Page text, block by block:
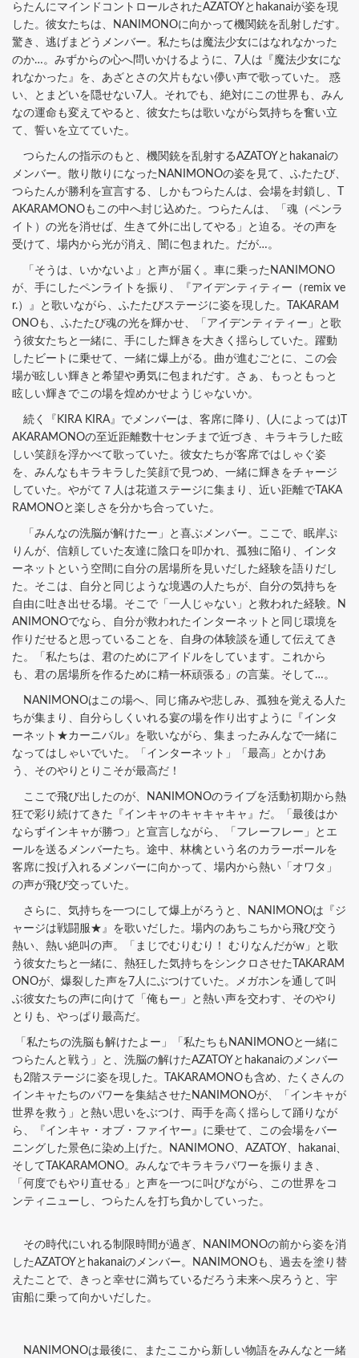
らたんにマインドコントロールされたAZATOYとhakanaiが姿を現
した。彼女たちは、NANIMONOに向かって機関銃を乱射しだす。
驚き、逃げまどうメンバー。私たちは魔法少女にはなれなかった
のか…。みずからの心へ問いかけるように、7人は『魔法少女にな
れなかった』を、あざとさの欠片もない儚い声で歌っていた。 惑
い、とまどいを隠せない7人。それでも、絶対にこの世界も、みん
なの運命も変えてやると、彼女たちは歌いながら気持ちを奮い立
て、誓いを立てていた。
つらたんの指示のもと、機関銃を乱射するAZATOYとhakanaiの
メンバー。散り散りになったNANIMONOの姿を見て、ふたたび、
つらたんが勝利を宣言する、しかもつらたんは、会場を封鎖し、T
AKARAMONOもこの中へ封じ込めた。つらたんは、「魂（ペンラ
イト）の光を消せば、生きて外に出してやる」と迫る。その声を
受けて、場内から光が消え、闇に包まれた。だが…。
「そうは、いかないよ」と声が届く。車に乗ったNANIMONO
が、手にしたペンライトを振り、『アイデンティティー（remix ve
r.）』と歌いながら、ふたたびステージに姿を現した。TAKARAM
ONOも、ふたたび魂の光を輝かせ、「アイデンティティー」と歌
う彼女たちと一緒に、手にした輝きを大きく揺らしていた。躍動
したビートに乗せて、一緒に爆上がる。曲が進むごとに、この会
場が眩しい輝きと希望や勇気に包まれだす。さぁ、もっともっと
眩しい輝きでこの場を煌めかせようじゃないか。
続く『KIRA KIRA』でメンバーは、客席に降り、(人によっては)T
AKARAMONOの至近距離数十センチまで近づき、キラキラした眩
しい笑顔を浮かべて歌っていた。彼女たちが客席ではしゃぐ姿
を、みんなもキラキラした笑顔で見つめ、一緒に輝きをチャージ
していた。やがて７人は花道ステージに集まり、近い距離でTAKA
RAMONOと楽しさを分かち合っていた。
「みんなの洗脳が解けたー」と喜ぶメンバー。ここで、眠岸ぷ
りんが、信頼していた友達に陰口を叩かれ、孤独に陥り、インタ
ーネットという空間に自分の居場所を見いだした経験を語りだし
た。そこは、自分と同じような境遇の人たちが、自分の気持ちを
自由に吐き出せる場。そこで「一人じゃない」と救われた経験。N
ANIMONOでなら、自分が救われたインターネットと同じ環境を
作りだせると思っていることを、自身の体験談を通して伝えてき
た。「私たちは、君のためにアイドルをしています。これから
も、君の居場所を作るために精一杯頑張る」の言葉。そして…。
NANIMONOはこの場へ、同じ痛みや悲しみ、孤独を覚える人た
ちが集まり、自分らしくいれる宴の場を作り出すように『インタ
ーネット★カーニバル』を歌いながら、集まったみんなで一緒に
なってはしゃいでいた。「インターネット」「最高」とかけあ
う、そのやりとりこそが最高だ！
ここで飛び出したのが、NANIMONOのライブを活動初期から熱
狂で彩り続けてきた『インキャのキャキャキャ』だ。「最後はか
ならずインキャが勝つ」と宣言しながら、「フレーフレー」とエ
ールを送るメンバーたち。途中、林檎という名のカラーボールを
客席に投げ入れるメンバーに向かって、場内から熱い「オワタ」
の声が飛び交っていた。
さらに、気持ちを一つにして爆上がろうと、NANIMONOは『ジ
ャージは戦闘服★』を歌いだした。場内のあちこちから飛び交う
熱い、熱い絶叫の声。「まじでむりむり！ むりなんだがw」と歌
う彼女たちと一緒に、熱狂した気持ちをシンクロさせたTAKARAM
ONOが、爆裂した声を7人にぶつけていた。メガホンを通して叫
ぶ彼女たちの声に向けて「俺もー」と熱い声を交わす、そのやり
とりも、やっぱり最高だ。
「私たちの洗脳も解けたよー」「私たちもNANIMONOと一緒に
つらたんと戦う」と、洗脳の解けたAZATOYとhakanaiのメンバー
も2階ステージに姿を現した。TAKARAMONOも含め、たくさんの
インキャたちのパワーを集結させたNANIMONOが、「インキャが
世界を救う」と熱い思いをぶつけ、両手を高く揺らして踊りなが
ら、『インキャ・オブ・ファイヤー』に乗せて、この会場をバー
ニングした景色に染め上げた。NANIMONO、AZATOY、hakanai、
そしてTAKARAMONO。みんなでキラキラパワーを振りまき、
「何度でもやり直せる」と声を一つに叫びながら、この世界をコ
ンティニューし、つらたんを打ち負かしていった。
その時代にいれる制限時間が過ぎ、NANIMONOの前から姿を消
したAZATOYとhakanaiのメンバー。NANIMONOも、過去を塗り替
えたことで、きっと幸せに満ちているだろう未来へ戻ろうと、宇
宙船に乗って向かいだした。
NANIMONOは最後に、またここから新しい物語をみんなと一緒